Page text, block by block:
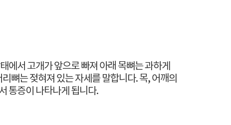
에서 고개가 앞으로 빠져 아래 목뼈는 과하게
뼈는 젖혀져 있는 자세를 말합니다. 목, 어깨의
통증이 나타나게 됩니다.